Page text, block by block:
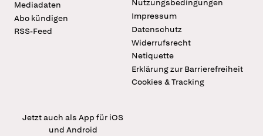
Mediadaten
Abo kündigen
RSS-Feed
Nutzungsbedingungen
Impressum
Datenschutz
Widerrufsrecht
Netiquette
Erklärung zur Barrierefreiheit
Cookies & Tracking
Jetzt auch als App für iOS
und Android